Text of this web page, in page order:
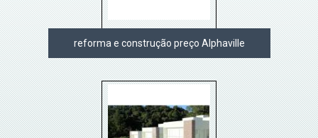
reforma e construção preço Alphaville